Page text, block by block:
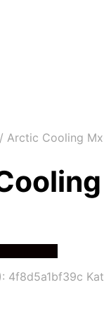
/ Arctic Cooling
4f8d5a1bf39c